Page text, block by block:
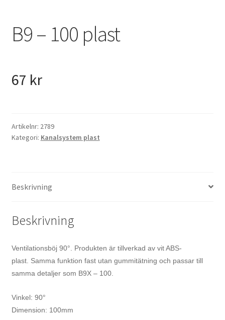
Fynd
B9 – 100 plast
67 kr
Artikelnr: 2789
Kategori: Kanalsystem plast
Beskrivning
Beskrivning
Ventilationsböj 90°. Produkten är tillverkad av vit ABS-
plast. Samma funktion fast utan gummitätning och passar till
samma detaljer som B9X – 100.
Vinkel: 90°
Dimension: 100mm